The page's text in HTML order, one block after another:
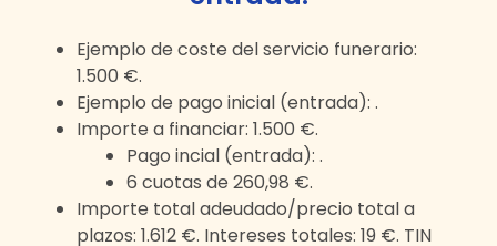
Ejemplo de coste del servicio funerario:
1.500 €.
Ejemplo de pago inicial (entrada): .
Importe a financiar: 1.500 €.
Pago incial (entrada): .
6 cuotas de 260,98 €.
Importe total adeudado/precio total a
plazos: 1.612 €. Intereses totales: 19 €. TIN